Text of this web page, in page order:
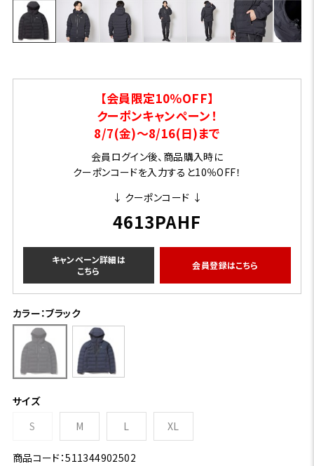
【会員限定10％OFF】
クーポンキャンペーン！
8/7(金)～8/16(日)まで
会員ログイン後、商品購入時に
クーポンコードを入力すると10％OFF！
↓ クーポンコード ↓
4613PAHF
キャンペーン詳細は
こちら
会員登録はこちら
カラー：ブラック
サイズ
S
M L XL
商品コード：511344902502